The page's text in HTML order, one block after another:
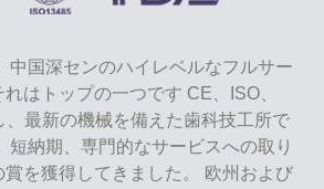
中国深センのハイレベルなフルサー
はトップの一つです CE、ISO、
、最新の機械を備えた歯科技工所で
短納期、専門的なサービスへの取り
を獲得してきました。 欧州および